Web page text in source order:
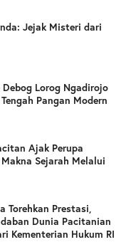
Jejak Misteri dari
Debog Lorog Ngadirojo
Pangan Modern
Ajak Perupa
Sejarah Melalui
Torehkan Prestasi,
Dunia Pacitanian
Kementerian Hukum RI